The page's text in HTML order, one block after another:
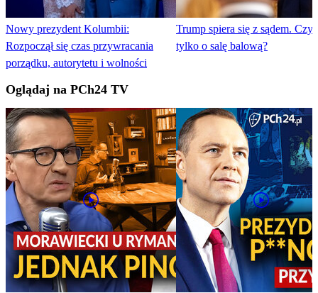
Nowy prezydent Kolumbii:
Rozpoczął się czas przywracania
porządku, autorytetu i wolności
Trump spiera się z sądem. Czy
tylko o salę balową?
Oglądaj na PCh24 TV